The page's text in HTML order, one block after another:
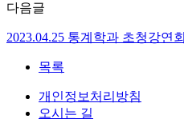
다음글
2023.04.25 통계학과 초청강연회
목록
개인정보처리방침
오시는 길